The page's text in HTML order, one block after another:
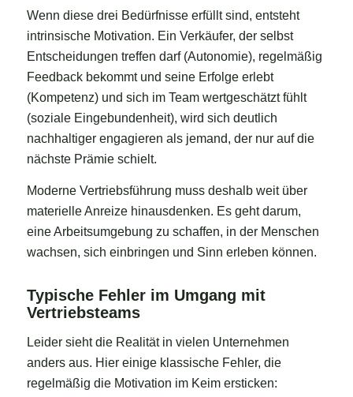
Wenn diese drei Bedürfnisse erfüllt sind, entsteht
intrinsische Motivation. Ein Verkäufer, der selbst
Entscheidungen treffen darf (Autonomie), regelmäßig
Feedback bekommt und seine Erfolge erlebt
(Kompetenz) und sich im Team wertgeschätzt fühlt
(soziale Eingebundenheit), wird sich deutlich
nachhaltiger engagieren als jemand, der nur auf die
nächste Prämie schielt.
Moderne Vertriebsführung muss deshalb weit über
materielle Anreize hinausdenken. Es geht darum,
eine Arbeitsumgebung zu schaffen, in der Menschen
wachsen, sich einbringen und Sinn erleben können.
Typische Fehler im Umgang mit
Vertriebsteams
Leider sieht die Realität in vielen Unternehmen
anders aus. Hier einige klassische Fehler, die
regelmäßig die Motivation im Keim ersticken: